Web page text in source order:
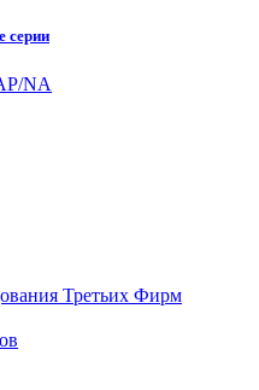
серии
NA
Третьих Фирм